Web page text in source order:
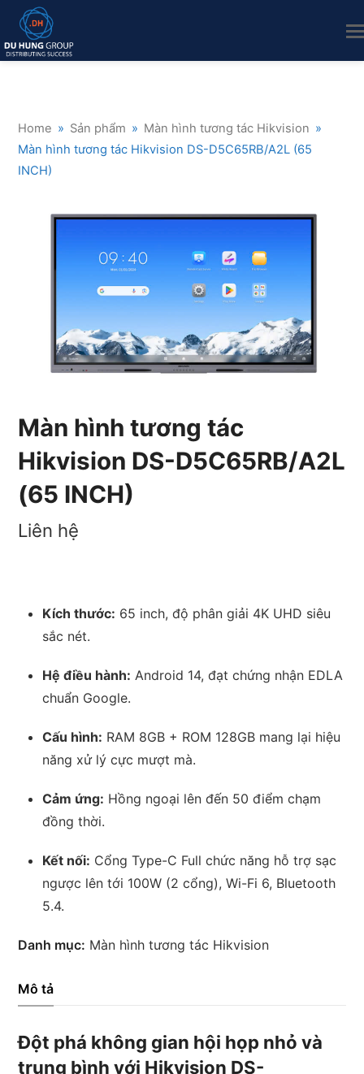
Home » Sản phẩm » Màn hình tương tác Hikvision »
Màn hình tương tác Hikvision DS-D5C65RB/A2L (65
INCH)
Màn hình tương tác
Hikvision DS-D5C65RB/A2L
(65 INCH)
Liên hệ
Kích thước: 65 inch, độ phân giải 4K UHD siêu
sắc nét.
Hệ điều hành: Android 14, đạt chứng nhận EDLA
chuẩn Google.
Cấu hình: RAM 8GB + ROM 128GB mang lại hiệu
năng xử lý cực mượt mà.
Cảm ứng: Hồng ngoại lên đến 50 điểm chạm
đồng thời.
Kết nối: Cổng Type-C Full chức năng hỗ trợ sạc
ngược lên tới 100W (2 cổng), Wi-Fi 6, Bluetooth
5.4.
Danh mục: Màn hình tương tác Hikvision
Mô tả
Đột phá không gian hội họp nhỏ và
trung bình với Hikvision DS-